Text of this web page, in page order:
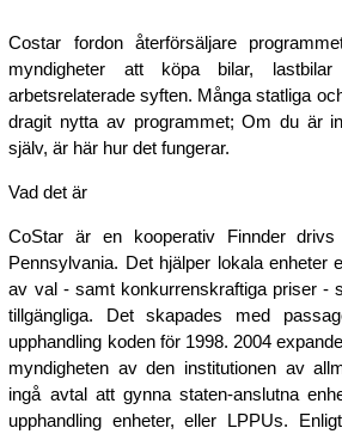
Costar fordon återförsäljare
myndigheter att köpa bilar,
arbetsrelaterade syften. Många statliga
dragit nytta av programmet; Om du är
själv, är här hur det fungerar.
Vad det är
CoStar är en kooperativ Finnder
Pennsylvania. Det hjälper lokala enheter
av val - samt konkurrenskraftiga priser -
tillgängliga. Det skapades med
upphandling koden för 1998. 2004
myndigheten av den institutionen av
ingå avtal att gynna staten-anslutna
upphandling enheter, eller LPPUs.